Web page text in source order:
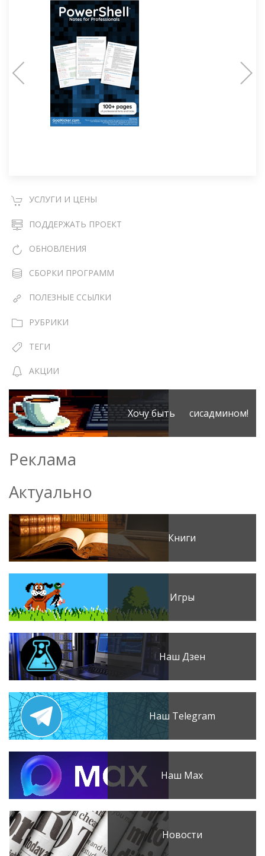
УСЛУГИ И ЦЕНЫ
ПОДДЕРЖАТЬ ПРОЕКТ
ОБНОВЛЕНИЯ
СБОРКИ ПРОГРАММ
ПОЛЕЗНЫЕ ССЫЛКИ
РУБРИКИ
ТЕГИ
АКЦИИ
Хочу быть сисадмином!
Реклама
Актуально
Книги
Игры
Наш Дзен
Наш Telegram
Наш Max
Новости